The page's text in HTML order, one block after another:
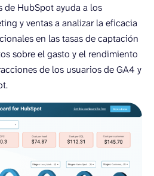
de HubSpot ayuda a los
y ventas a analizar la eficacia
en las tasas de captación
sobre el gasto y el rendimiento
de los usuarios de GA4 y